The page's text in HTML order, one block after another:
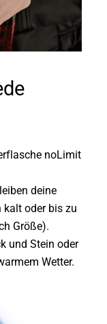
noLimit
deine
kalt oder bis zu
Größe).
und Stein oder
Wetter.